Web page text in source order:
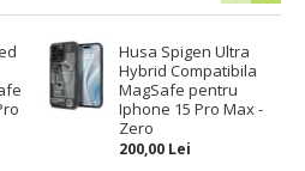
Husa Spigen Ultra
Hybrid Compatibila
MagSafe pentru
Iphone 15 Pro Max -
Zero
200,00 Lei